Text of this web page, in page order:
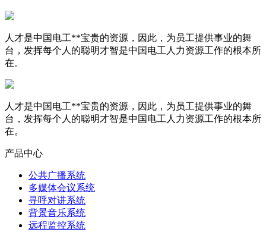
人才是中国电工**宝贵的资源，因此，为员工提供事业的舞
台，发挥每个人的聪明才智是中国电工人力资源工作的根本所
在。
人才是中国电工**宝贵的资源，因此，为员工提供事业的舞
台，发挥每个人的聪明才智是中国电工人力资源工作的根本所
在。
产品中心
公共广播系统
多媒体会议系统
寻呼对讲系统
背景音乐系统
远程监控系统